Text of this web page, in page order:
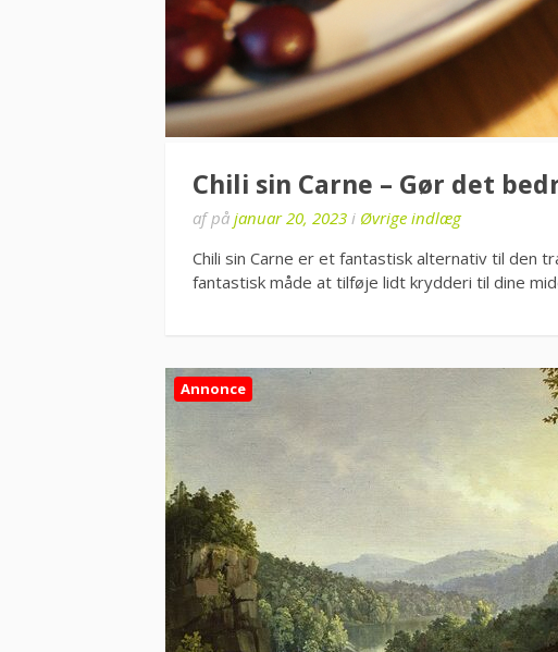
Chili sin Carne – Gør det
afpå januar 20, 2023 i Øvrige indlæg
Chili sin Carne er et fantastisk alternativ til den
fantastisk måde at tilføje lidt krydderi til dine
Annonce